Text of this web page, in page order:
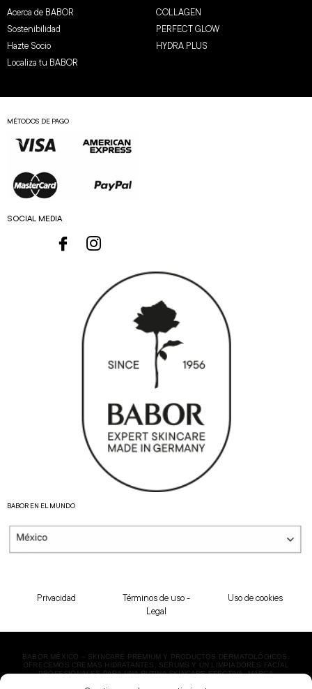
Acerca de BABOR
Sostenibilidad
Hazte Socio
Localiza tu BABOR
COLLAGEN
PERFECT GLOW
HYDRA PLUS
MÉTODOS DE PAGO
SOCIAL MEDIA
BABOR EN EL MUNDO
Privacidad
Términos de uso -
Legal
Uso de cookies
BABOR MÉXICO – SKINCARE PREMIUM Y PRODUCTOS DERMATOLÓGICOS.
OFRECEMOS CREMAS HIDRATANTES, SERUMS Y UN LIMPIADORES FACIAL
PROFESIONALES PARA UNA RUTINA SKINCARE EFECTIVA. MARCA